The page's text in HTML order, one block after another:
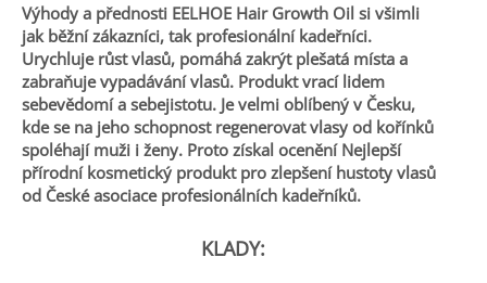
Výhody a přednosti EELHOE Hair Growth Oil si všimli
jak běžní zákazníci, tak profesionální kadeřníci.
Urychluje růst vlasů, pomáhá zakrýt plešatá místa a
zabraňuje vypadávání vlasů. Produkt vrací lidem
sebevědomí a sebejistotu. Je velmi oblíbený v Česku,
kde se na jeho schopnost regenerovat vlasy od kořínků
spoléhají muži i ženy. Proto získal ocenění Nejlepší
přírodní kosmetický produkt pro zlepšení hustoty vlasů
od České asociace profesionálních kadeřníků.
KLADY: